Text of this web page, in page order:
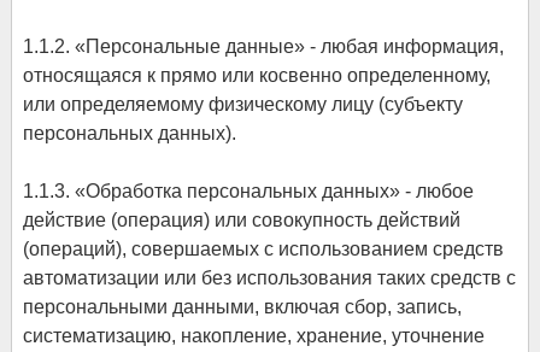
1.1.2. «Персональные данные» - любая информация,
относящаяся к прямо или косвенно определенному,
или определяемому физическому лицу (субъекту
персональных данных).
1.1.3. «Обработка персональных данных» - любое
действие (операция) или совокупность действий
(операций), совершаемых с использованием средств
автоматизации или без использования таких средств с
персональными данными, включая сбор, запись,
систематизацию, накопление, хранение, уточнение